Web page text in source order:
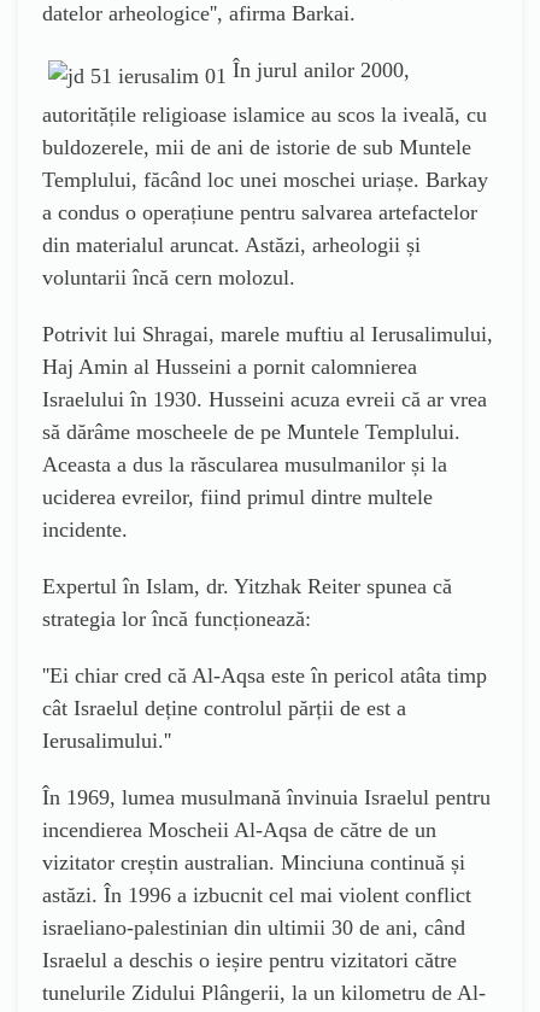
datelor arheologice'', afirma Barkai.
În jurul anilor 2000,
autoritățile religioase islamice au scos la iveală, cu
buldozerele, mii de ani de istorie de sub Muntele
Templului, făcând loc unei moschei uriașe. Barkay
a condus o operațiune pentru salvarea artefactelor
din materialul aruncat. Astăzi, arheologii și
voluntarii încă cern molozul.
Potrivit lui Shragai, marele muftiu al Ierusalimului,
Haj Amin al Husseini a pornit calomnierea
Israelului în 1930. Husseini acuza evreii că ar vrea
să dărâme moscheele de pe Muntele Templului.
Aceasta a dus la răscularea musulmanilor și la
uciderea evreilor, fiind primul dintre multele
incidente.
Expertul în Islam, dr. Yitzhak Reiter spunea că
strategia lor încă funcționează:
''Ei chiar cred că Al-Aqsa este în pericol atâta timp
cât Israelul deține controlul părții de est a
Ierusalimului.''
În 1969, lumea musulmană învinuia Israelul pentru
incendierea Moscheii Al-Aqsa de către de un
vizitator creștin australian. Minciuna continuă și
astăzi. În 1996 a izbucnit cel mai violent conflict
israeliano-palestinian din ultimii 30 de ani, când
Israelul a deschis o ieșire pentru vizitatori către
tunelurile Zidului Plângerii, la un kilometru de Al-